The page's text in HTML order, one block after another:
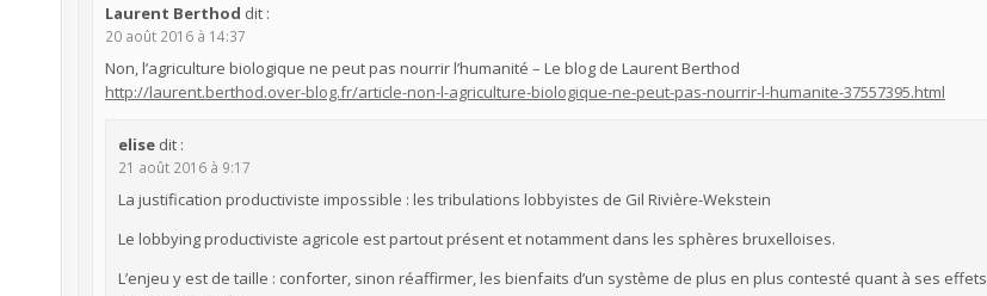
Laurent Berthod dit :
20 août 2016 à 14:37
Non, l’agriculture biologique ne peut pas nourrir l’humanité – Le blog de Laurent Berthod
http://laurent.berthod.over-blog.fr/article-non-l-agriculture-biologique-ne-peut-pas-nourrir-l-humanite-37557395.html
elise dit :
21 août 2016 à 9:17
La justification productiviste impossible : les tribulations lobbyistes de Gil Rivière-Wekstein
Le lobbying productiviste agricole est partout présent et notamment dans les sphères bruxelloises.
L’enjeu y est de taille : conforter, sinon réaffirmer, les bienfaits d’un système de plus en plus contesté quant à ses effets